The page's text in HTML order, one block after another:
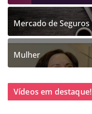
Mercado de Seguros
Mulher
Vídeos em destaque!